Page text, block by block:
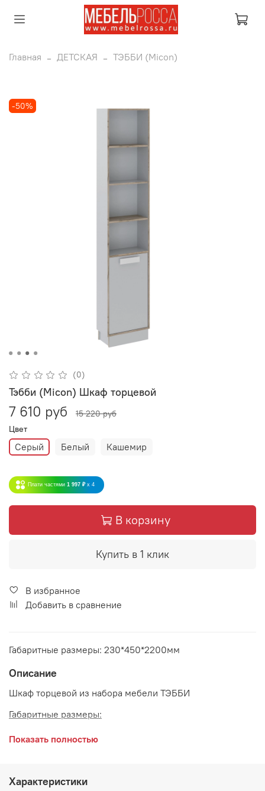
Главная ДЕТСКАЯ ТЭББИ (Micon)
-50%
(0)
Тэбби (Micon) Шкаф торцевой
7 610 руб
15 220 руб
Цвет
Серый Белый Кашемир
Плати частями 1 997 ₽ x 4
В корзину
Купить в 1 клик
В избранное
Добавить в сравнение
Габаритные размеры: 230*450*2200мм
Описание
Шкаф торцевой из набора мебели ТЭББИ
Габаритные размеры:
длина 230 мм
высота 2200 мм
Показать полностью
Характеристики